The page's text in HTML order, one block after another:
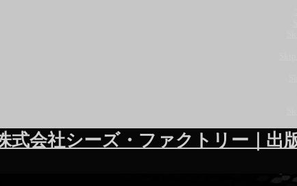
式会社シーズ・ファクトリー｜出